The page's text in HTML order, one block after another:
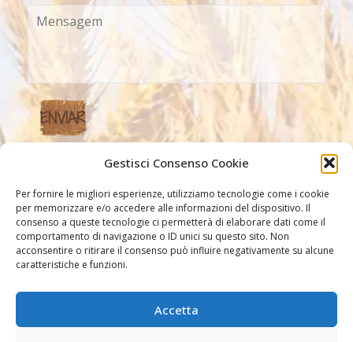
Gestisci Consenso Cookie
Per fornire le migliori esperienze, utilizziamo tecnologie come i cookie
per memorizzare e/o accedere alle informazioni del dispositivo. Il
consenso a queste tecnologie ci permetterà di elaborare dati come il
comportamento di navigazione o ID unici su questo sito. Non
acconsentire o ritirare il consenso può influire negativamente su alcune
caratteristiche e funzioni.
Accetta
Nossos link
Outros link